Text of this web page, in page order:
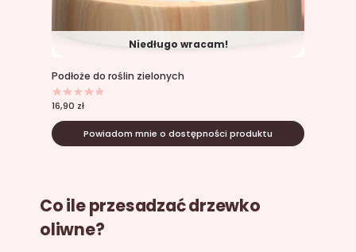
Niedługo wracam!
Podłoże do roślin zielonych
16,90 zł
Powiadom mnie o dostępności produktu
Co ile przesadzać drzewko
oliwne?